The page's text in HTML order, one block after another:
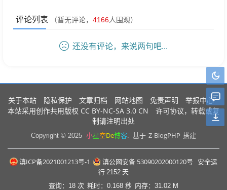
评论列表 （暂无评论， 4166人围观）
还没有评论，来说两句吧...
关于本站 隐私保护 文章归档 网站地图 免责声明 举报中心
本站采用创作共用版权 CC BY-NC-SA 3.0 CN
许可协议，转载或复
制请注明出处
Copyright © 2025 小星空De博客. 基于 Z-BlogPHP 搭建
滇ICP备2021001213号-1 滇公网安备 53090202000120号
安全运
行 2152 天
查询：18 次 耗时：0.168 秒 内存：31.02 M